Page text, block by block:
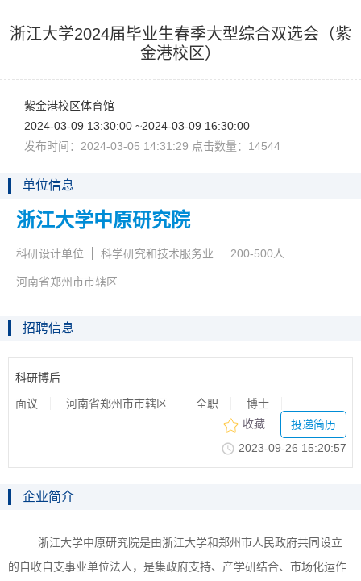
浙江大学2024届毕业生春季大型综合双选会（紫
金港校区）
紫金港校区体育馆
2024-03-0913:30:00~2024-03-0916:30:00
发布时间：2024-03-0514:31:29点击数量：14544
单位信息
浙江大学中原研究院
科研设计单位 科学研究和技术服务业 200-500人
河南省郑州市市辖区
招聘信息
科研博后
面议 河南省郑州市市辖区 全职 博士
收藏
投递简历
2023-09-2615:20:57
企业简介
浙江大学中原研究院是由浙江大学和郑州市人民政府共同设立
的自收自支事业单位法人，是集政府支持、产学研结合、市场化运作